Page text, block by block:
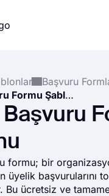
Başvuru
Üyelik Başvuru Formu Şablonu
formu; bir
üyelik başvurularını
Bu ücretsiz ve